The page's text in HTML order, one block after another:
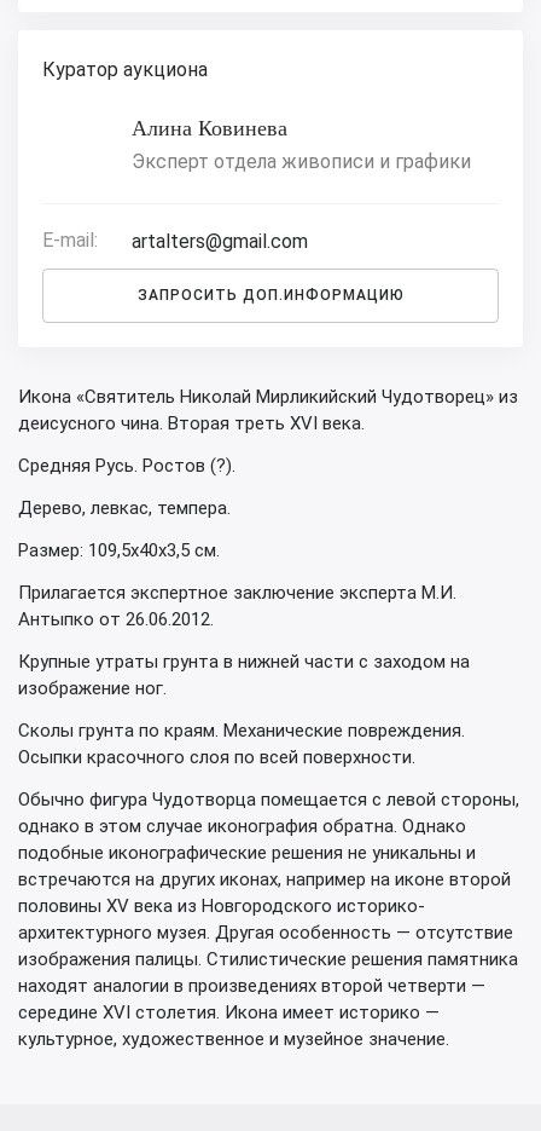
Куратор аукциона
Алина Ковинева
Эксперт отдела живописи и графики
E-mail: artalters@gmail.com
ЗАПРОСИТЬ ДОП.ИНФОРМАЦИЮ
Икона «Святитель Николай Мирликийский Чудотворец» из
деисусного чина. Вторая треть XVI века.
Средняя Русь. Ростов (?).
Дерево, левкас, темпера.
Размер: 109,5х40х3,5 см.
Прилагается экспертное заключение эксперта М.И.
Антыпко от 26.06.2012.
Крупные утраты грунта в нижней части с заходом на
изображение ног.
Сколы грунта по краям. Механические повреждения.
Осыпки красочного слоя по всей поверхности.
Обычно фигура Чудотворца помещается с левой стороны,
однако в этом случае иконография обратна. Однако
подобные иконографические решения не уникальны и
встречаются на других иконах, например на иконе второй
половины XV века из Новгородского историко-
архитектурного музея. Другая особенность — отсутствие
изображения палицы. Стилистические решения памятника
находят аналогии в произведениях второй четверти —
середине XVI столетия. Икона имеет историко —
культурное, художественное и музейное значение.